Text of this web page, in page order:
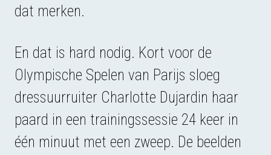
dat merken.
En dat is hard nodig. Kort voor de
Olympische Spelen van Parijs sloeg
dressuurruiter Charlotte Dujardin haar
paard in een trainingssessie 24 keer in
één minuut met een zweep. De beelden